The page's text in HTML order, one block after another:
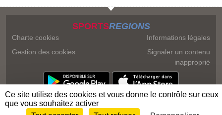
SPORTSREGIONS
Charte cookies
Gestion des cookies
Informations légales
Signaler un contenu
inapproprié
Ce site utilise des cookies et vous donne le contrôle sur ceux
que vous souhaitez activer